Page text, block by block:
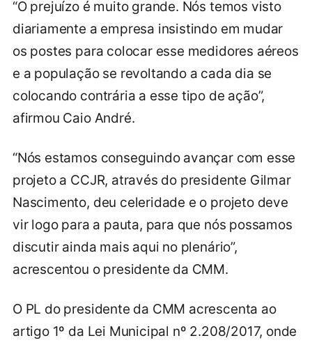
“O prejuízo é muito grande. Nós temos visto
diariamente a empresa insistindo em mudar
os postes para colocar esse medidores aéreos
e a população se revoltando a cada dia se
colocando contrária a esse tipo de ação”,
afirmou Caio André.
“Nós estamos conseguindo avançar com esse
projeto a CCJR, através do presidente Gilmar
Nascimento, deu celeridade e o projeto deve
vir logo para a pauta, para que nós possamos
discutir ainda mais aqui no plenário”,
acrescentou o presidente da CMM.
O PL do presidente da CMM acrescenta ao
artigo 1º da Lei Municipal nº 2.208/2017, onde